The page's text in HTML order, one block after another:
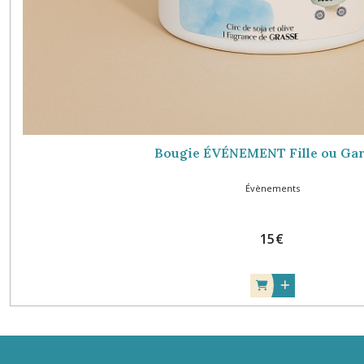
Bougie ÉVÉNEMENT Fille ou
Évènements
15€